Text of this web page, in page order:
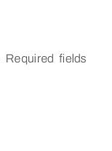
Required fields